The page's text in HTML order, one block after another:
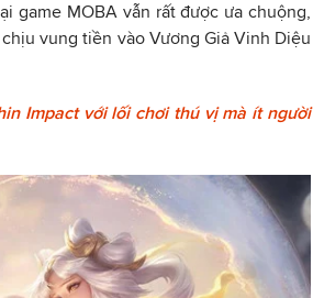
game MOBA vẫn rất được ưa chuộng,
vung tiền vào Vương Giả Vinh Diệu
Impact với lối chơi thú vị mà ít người